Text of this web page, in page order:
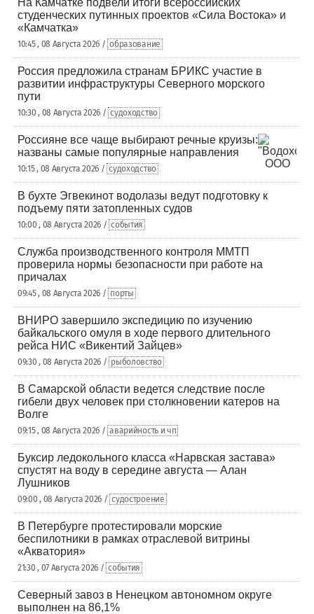
На Камчатке подвели итоги всероссийских
студенческих путинных проектов «Сила Востока» и
«Камчатка»
10:45 , 08 Августа 2026 / образование
Россия предложила странам БРИКС участие в
развитии инфраструктуры Северного морского
пути
10:30 , 08 Августа 2026 / судоходство
Россияне все чаще выбирают речные круизы:
названы самые популярные направления
10:15 , 08 Августа 2026 / судоходство
В бухте Эгвекинот водолазы ведут подготовку к
подъему пяти затопленных судов
10:00 , 08 Августа 2026 / события
Служба производственного контроля ММТП
проверила нормы безопасности при работе на
причалах
09:45 , 08 Августа 2026 / порты
ВНИРО завершило экспедицию по изучению
байкальского омуля в ходе первого длительного
рейса НИС «Викентий Зайцев»
09:30 , 08 Августа 2026 / рыболовство
В Самарской области ведется следствие после
гибели двух человек при столкновении катеров на
Волге
09:15 , 08 Августа 2026 / аварийность и чп
Буксир ледокольного класса «Нарвская застава»
спустят на воду в середине августа — Алан
Лушников
09:00 , 08 Августа 2026 / судостроение
В Петербурге протестировали морские
беспилотники в рамках отраслевой витрины
«Акватория»
21:30 , 07 Августа 2026 / события
Северный завоз в Ненецком автономном округе
выполнен на 86,1%